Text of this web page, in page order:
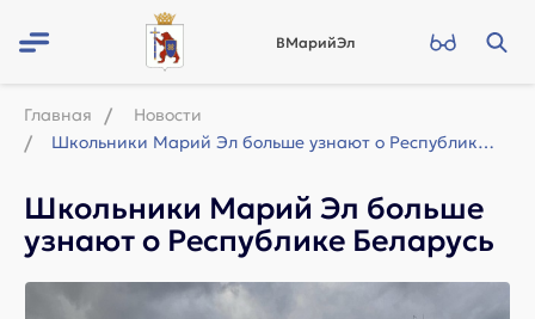
ВМарийЭл
Главная
Новости
Школьники Марий Эл больше узнают о Республике Беларусь
Школьники Марий Эл больше
узнают о Республике Беларусь